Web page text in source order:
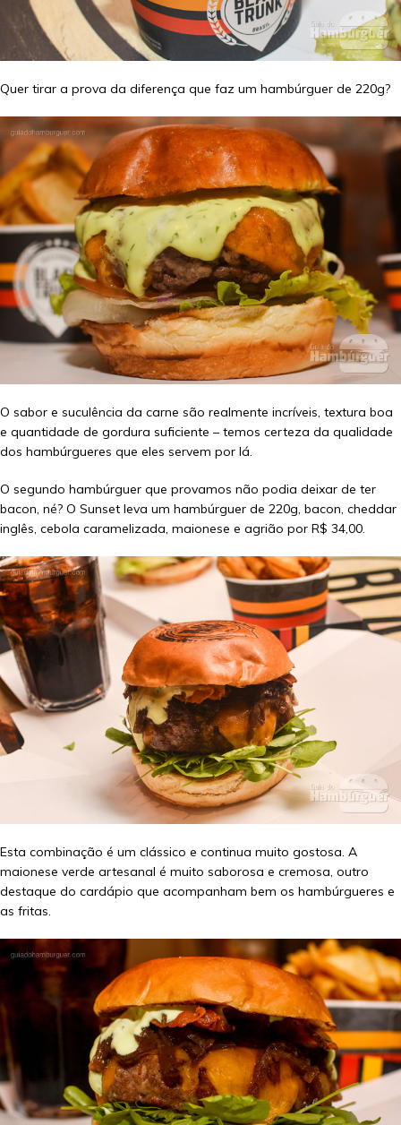
Quer tirar a prova da diferença que faz um hambúrguer de 220g?
O sabor e suculência da carne são realmente incríveis, textura boa
e quantidade de gordura suficiente – temos certeza da qualidade
dos hambúrgueres que eles servem por lá.
O segundo hambúrguer que provamos não podia deixar de ter
bacon, né? O Sunset leva um hambúrguer de 220g, bacon, cheddar
inglês, cebola caramelizada, maionese e agrião por R$ 34,00.
Esta combinação é um clássico e continua muito gostosa. A
maionese verde artesanal é muito saborosa e cremosa, outro
destaque do cardápio que acompanham bem os hambúrgueres e
as fritas.